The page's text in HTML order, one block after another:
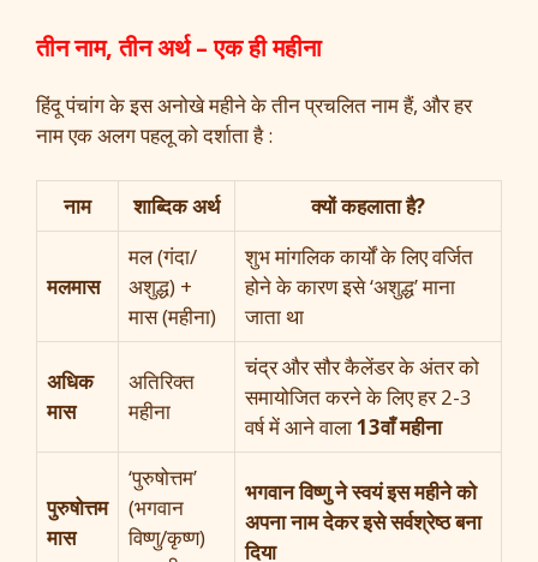
तीन नाम, तीन अर्थ – एक ही महीना
हिंदू पंचांग के इस अनोखे महीने के तीन प्रचलित नाम हैं, और हर
नाम एक अलग पहलू को दर्शाता है :
नाम शाब्दिक अर्थ क्यों कहलाता है?
मलमास
मल (गंदा/
अशुद्ध) +
मास (महीना)
शुभ मांगलिक कार्यों के लिए वर्जित
होने के कारण इसे ‘अशुद्ध’ माना
जाता था
अधिक
मास
अतिरिक्त
महीना
चंद्र और सौर कैलेंडर के अंतर को
समायोजित करने के लिए हर 2-3
वर्ष में आने वाला13वाँ महीना
पुरुषोत्तम
मास
‘पुरुषोत्तम’
(भगवान
विष्णु/कृष्ण)
भगवान विष्णु ने स्वयं इस महीने को
अपना नाम देकर इसे सर्वश्रेष्ठ बना
दिया